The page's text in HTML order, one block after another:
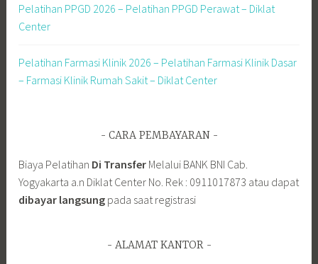
Pelatihan PPGD 2026 – Pelatihan PPGD Perawat – Diklat
Center
Pelatihan Farmasi Klinik 2026 – Pelatihan Farmasi Klinik Dasar
– Farmasi Klinik Rumah Sakit – Diklat Center
CARA PEMBAYARAN
Biaya Pelatihan Di Transfer Melalui BANK BNI Cab.
Yogyakarta a.n Diklat Center No. Rek : 0911017873 atau dapat
dibayar langsung pada saat registrasi
ALAMAT KANTOR